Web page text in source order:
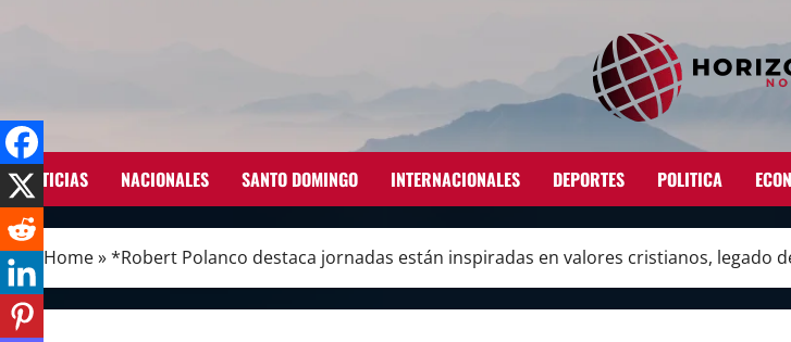
NOTICIAS NACIONALES SANTO DOMINGO INTERNACIONALES DEPORTES POLITICA
Home»*Robert Polanco destaca jornadas están inspiradas en valores cristianos, legado